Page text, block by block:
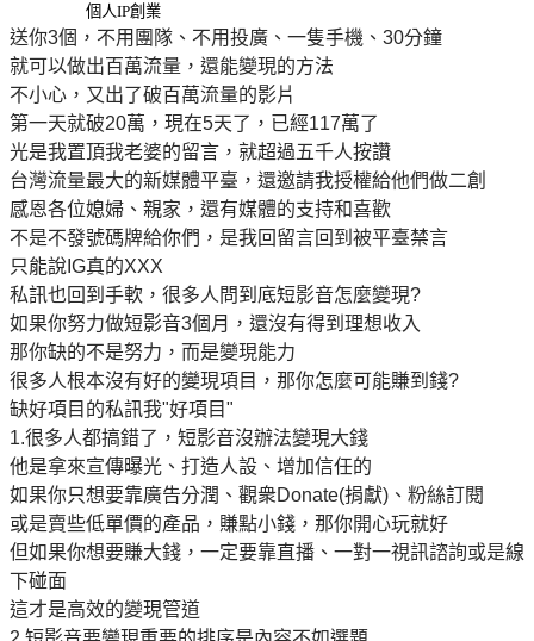
個人IP創業
送你3個，不用團隊、不用投廣、一隻手機、30分鐘
就可以做出百萬流量，還能變現的方法
不小心，又出了破百萬流量的影片
第一天就破20萬，現在5天了，已經117萬了
光是我置頂我老婆的留言，就超過五千人按讚
台灣流量最大的新媒體平臺，還邀請我授權給他們做二創
感恩各位媳婦、親家，還有媒體的支持和喜歡
不是不發號碼牌給你們，是我回留言回到被平臺禁言
只能說IG真的XXX
私訊也回到手軟，很多人問到底短影音怎麼變現?
如果你努力做短影音3個月，還沒有得到理想收入
那你缺的不是努力，而是變現能力
很多人根本沒有好的變現項目，那你怎麼可能賺到錢?
缺好項目的私訊我"好項目"
1.很多人都搞錯了，短影音沒辦法變現大錢
他是拿來宣傳曝光、打造人設、增加信任的
如果你只想要靠廣告分潤、觀衆Donate(捐獻)、粉絲訂閱
或是賣些低單價的產品，賺點小錢，那你開心玩就好
但如果你想要賺大錢，一定要靠直播、一對一視訊諮詢或是線
下碰面
這才是高效的變現管道